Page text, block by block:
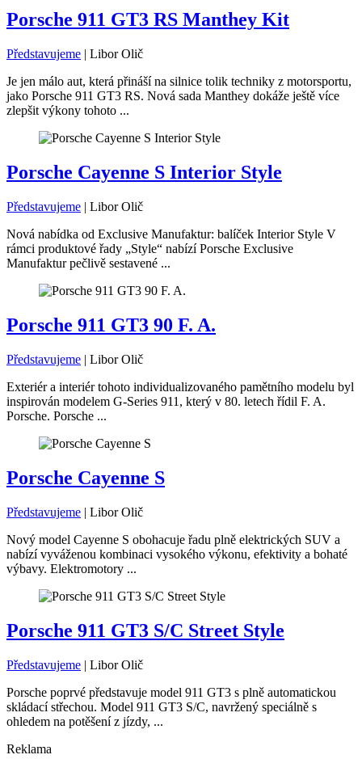
Porsche 911 GT3 RS Manthey Kit
Představujeme | Libor Olič
Je jen málo aut, která přináší na silnice tolik techniky z motorsportu,
jako Porsche 911 GT3 RS. Nová sada Manthey dokáže ještě více
zlepšit výkony tohoto ...
Porsche Cayenne S Interior Style
Představujeme | Libor Olič
Nová nabídka od Exclusive Manufaktur: balíček Interior Style V
rámci produktové řady „Style“ nabízí Porsche Exclusive
Manufaktur pečlivě sestavené ...
Porsche 911 GT3 90 F. A.
Představujeme | Libor Olič
Exteriér a interiér tohoto individualizovaného pamětního modelu byl
inspirován modelem G-Series 911, který v 80. letech řídil F. A.
Porsche. Porsche ...
Porsche Cayenne S
Představujeme | Libor Olič
Nový model Cayenne S obohacuje řadu plně elektrických SUV a
nabízí vyváženou kombinaci vysokého výkonu, efektivity a bohaté
výbavy. Elektromotory ...
Porsche 911 GT3 S/C Street Style
Představujeme | Libor Olič
Porsche poprvé představuje model 911 GT3 s plně automatickou
skládací střechou. Model 911 GT3 S/C, navržený speciálně s
ohledem na potěšení z jízdy, ...
Reklama